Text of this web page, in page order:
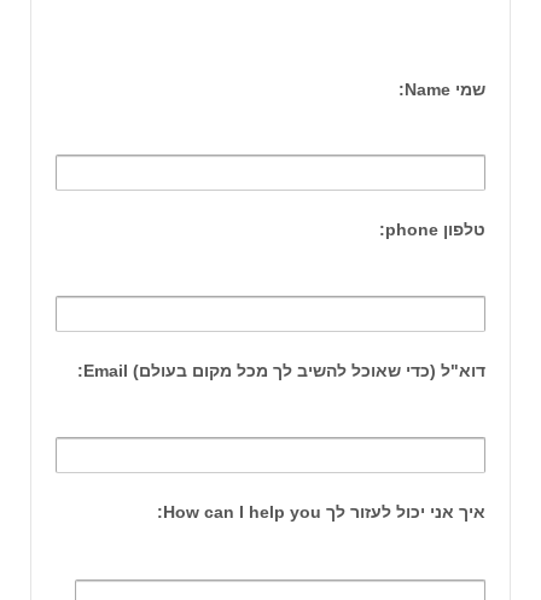
שמי Name:
טלפון phone:
דוא"ל (כדי שאוכל להשיב לך מכל מקום בעולם) Email:
איך אני יכול לעזור לך How can I help you: